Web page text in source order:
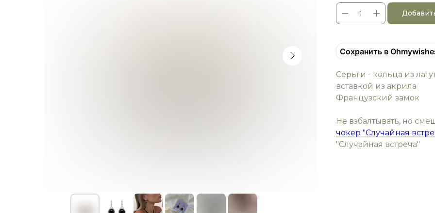
Сохранить в
Серьги - кольца из
вставкой из акрила
Французский замок
Не взбалтывать, но
чокер "Случайная
"Случайная встреча"